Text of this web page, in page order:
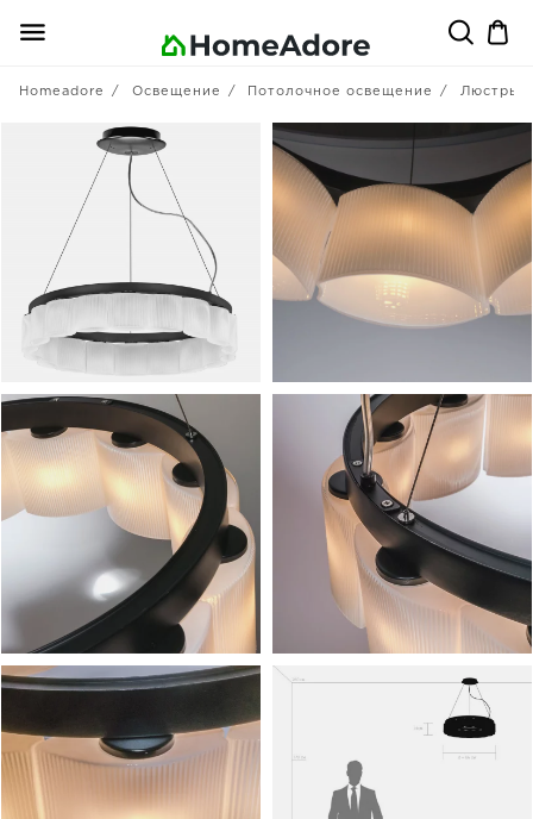
Homeadore Освещение Потолочное освещение Люстры